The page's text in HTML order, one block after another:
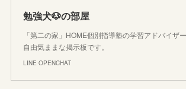
勉強犬🐶の部屋
「第二の家」HOME個別指導塾の学習アドバイザ
自由気ままな掲示板です。
LINE OPENCHAT